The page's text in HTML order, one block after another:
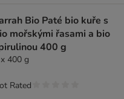
Bio Paté bio kuře s
mořskými řasami a bio
400 g
400 g
Rated